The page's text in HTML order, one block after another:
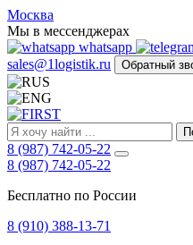
FIRST
Адрес
и
телефон:
Москва,
Алтуфьевское
ш.
д.
48,
корпус
2,
офис
127549
Москва
Мы в мессенджерах
whatsapp
sales@1logistik.ru
Обратный
8 (987) 742-05-22
8 (987) 742-05-22
Бесплатно по России
8 (910) 388-13-71